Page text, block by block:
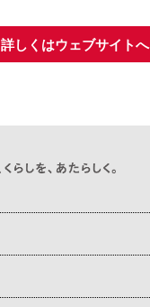
詳しくはウェブサイトへ